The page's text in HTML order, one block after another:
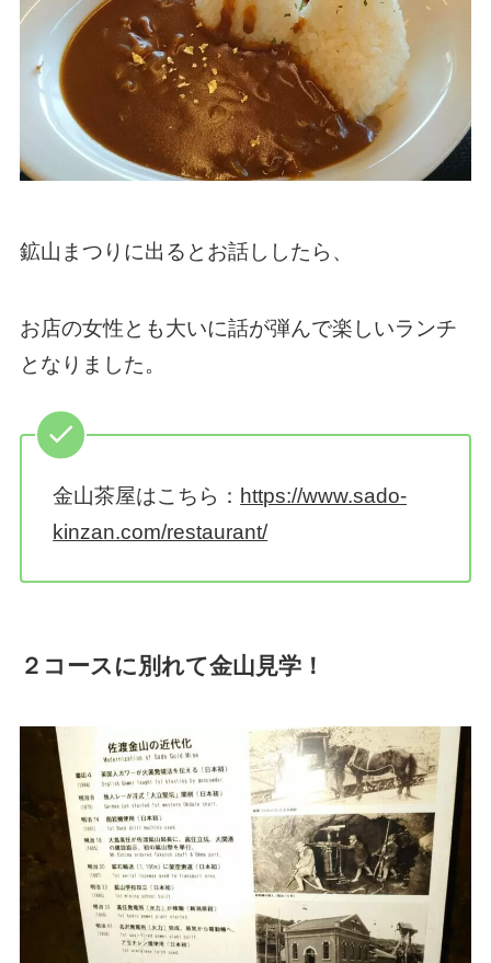
鉱山まつりに出るとお話ししたら、
お店の女性とも大いに話が弾んで楽しいランチ
となりました。
金山茶屋はこちら： https://www.sado-
kinzan.com/restaurant/
２コースに別れて金山見学！